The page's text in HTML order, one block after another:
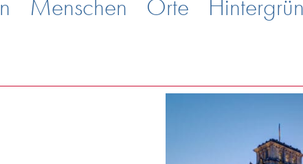
Menschen Orte